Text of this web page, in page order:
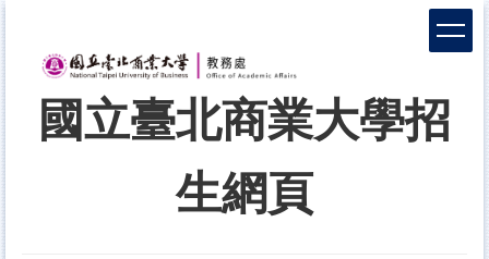
國立臺北商業大學招
生網頁